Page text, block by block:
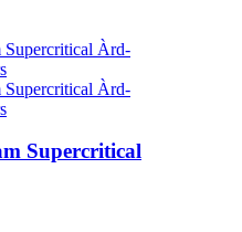
Supercritical